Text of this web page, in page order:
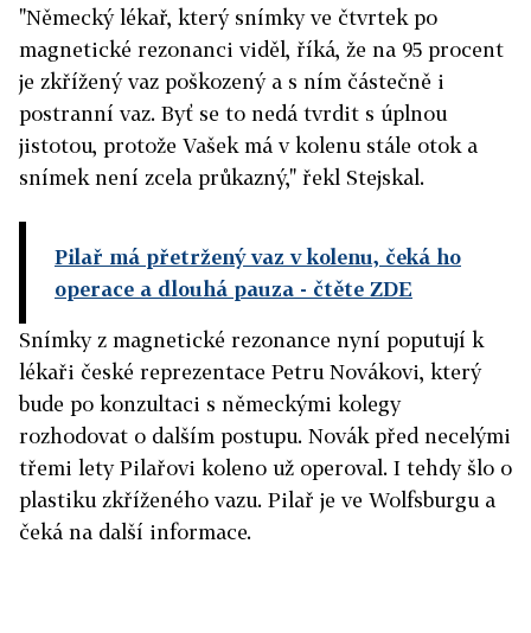
"Německý lékař, který snímky ve čtvrtek po
magnetické rezonanci viděl, říká, že na 95 procent
je zkřížený vaz poškozený a s ním částečně i
postranní vaz. Byť se to nedá tvrdit s úplnou
jistotou, protože Vašek má v kolenu stále otok a
snímek není zcela průkazný," řekl Stejskal.
Pilař má přetržený vaz v kolenu, čeká ho
operace a dlouhá pauza - čtěte ZDE
Snímky z magnetické rezonance nyní poputují k
lékaři české reprezentace Petru Novákovi, který
bude po konzultaci s německými kolegy
rozhodovat o dalším postupu. Novák před necelými
třemi lety Pilařovi koleno už operoval. I tehdy šlo o
plastiku zkříženého vazu. Pilař je ve Wolfsburgu a
čeká na další informace.